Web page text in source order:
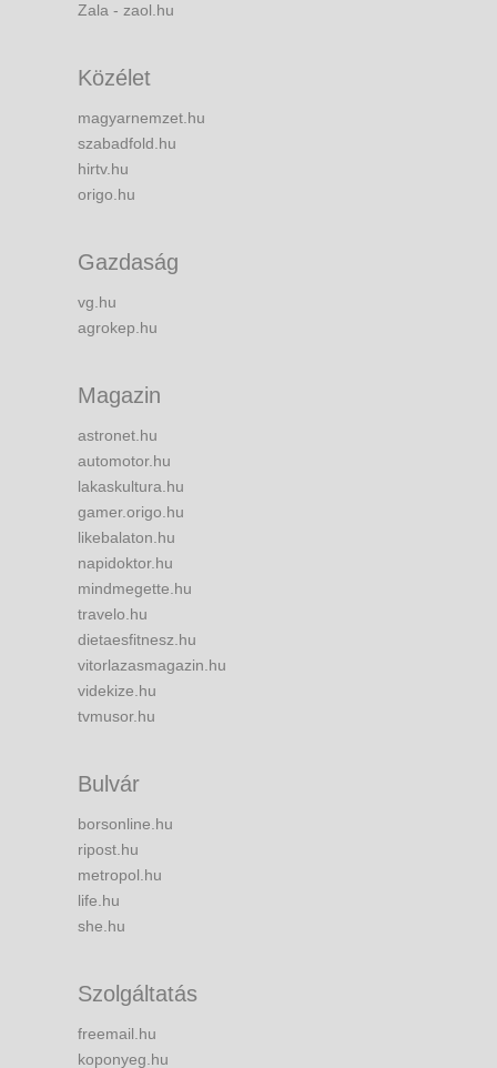
Zala - zaol.hu
Közélet
magyarnemzet.hu
szabadfold.hu
hirtv.hu
origo.hu
Gazdaság
vg.hu
agrokep.hu
Magazin
astronet.hu
automotor.hu
lakaskultura.hu
gamer.origo.hu
likebalaton.hu
napidoktor.hu
mindmegette.hu
travelo.hu
dietaesfitnesz.hu
vitorlazasmagazin.hu
videkize.hu
tvmusor.hu
Bulvár
borsonline.hu
ripost.hu
metropol.hu
life.hu
she.hu
Szolgáltatás
freemail.hu
koponyeg.hu